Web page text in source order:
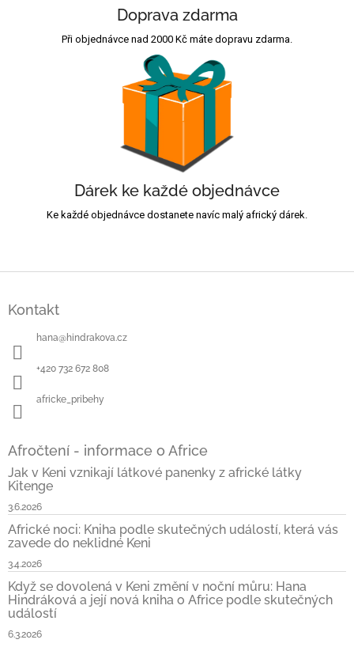
Doprava zdarma
Při objednávce nad 2000 Kč máte dopravu zdarma.
Dárek ke každé objednávce
Ke každé objednávce dostanete navíc malý africký dárek.
Kontakt
hana@hindrakova.cz
+420 732 672 808
africke_pribehy
Afročtení - informace o Africe
Jak v Keni vznikají látkové panenky z africké látky
Kitenge
3.6.2026
Africké noci: Kniha podle skutečných událostí, která vás
zavede do neklidné Keni
3.4.2026
Když se dovolená v Keni změní v noční můru: Hana
Hindráková a její nová kniha o Africe podle skutečných
událostí
6.3.2026